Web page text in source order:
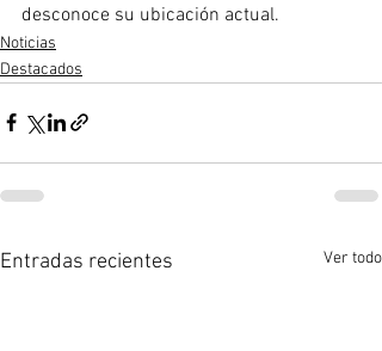
desconoce su ubicación actual.
Noticias
Destacados
Entradas recientes Ver todo